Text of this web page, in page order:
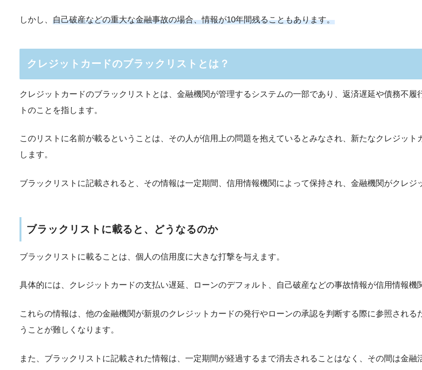
しかし、 自己破産などの重大な金融事故の場合、情報が10年間残ることもあります。
クレジットカードのブラックリストとは？
クレジットカードのブラックリストとは、金融機関が管理するシステムの一部であり、返済遅延や債務不
トのことを指します。
このリストに名前が載るということは、その人が信用上の問題を抱えているとみなされ、新たなクレジッ
します。
ブラックリストに記載されると、その情報は一定期間、信用情報機関によって保持され、金融機関がクレジ
ブラックリストに載ると、どうなるのか
ブラックリストに載ることは、個人の信用度に大きな打撃を与えます。
具体的には、クレジットカードの支払い遅延、ローンのデフォルト、自己破産などの事故情報が信用情報機
これらの情報は、他の金融機関が新規のクレジットカードの発行やローンの承認を判断する際に参照され
うことが難しくなります。
また、ブラックリストに記載された情報は、一定期間が経過するまで消去されることはなく、その間は金融